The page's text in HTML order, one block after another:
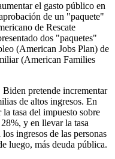
el gasto público en
de un "paquete"
de Rescate
dos "paquetes"
(American Jobs Plan) de
(American Families
pretende incrementar
de altos ingresos. En
tasa del impuesto sobre
y en llevar la tasa
ingresos de las personas
luego, más deuda pública.